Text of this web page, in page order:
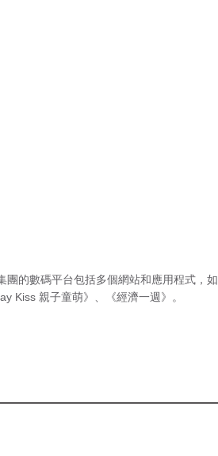
團的數碼平台包括多個網站和應用程式，如
Kiss 親子童萌》
《經濟一週》 。